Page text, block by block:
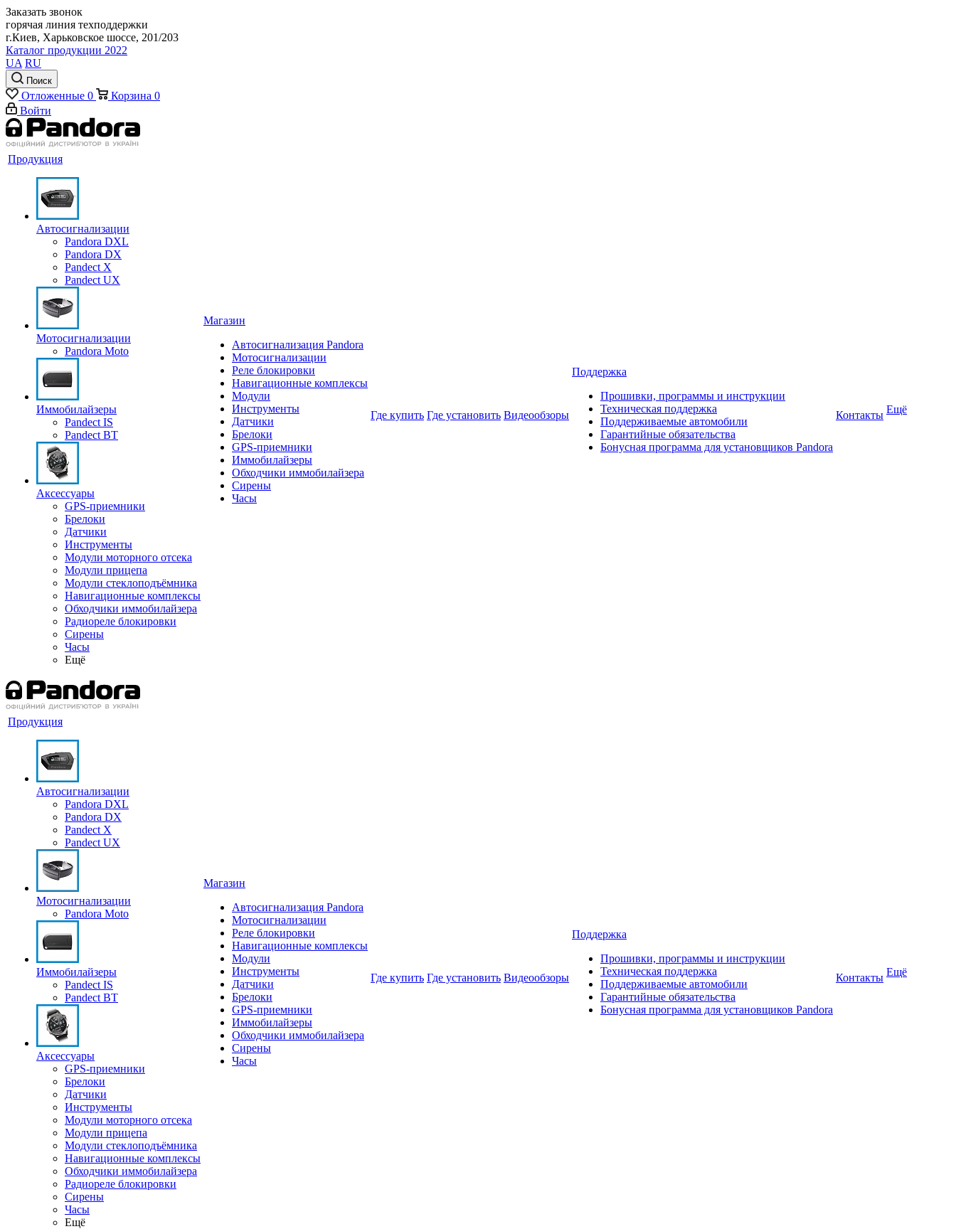
Заказать звонок
горячая линия техподдержки
г.Киев, Харьковское шоссе, 201/203
Каталог продукции 2022
UA RU
Поиск
Отложенные 0 Корзина 0
Войти
Продукция
Автосигнализации
Pandora DXL
Pandora DX
Pandect X
Pandect UX
Мотосигнализации
Pandora Moto
Иммобилайзеры
Pandect IS
Pandect BT
Аксессуары
GPS-приемники
Брелоки
Датчики
Инструменты
Модули моторного отсека
Модули прицепа
Модули стеклоподъёмника
Навигационные комплексы
Обходчики иммобилайзера
Радиореле блокировки
Сирены
Часы
Ещё
Магазин
Автосигнализация Pandora
Мотосигнализации
Реле блокировки
Навигационные комплексы
Модули
Инструменты
Датчики
Брелоки
GPS-приемники
Иммобилайзеры
Обходчики иммобилайзера
Сирены
Часы
Где купить Где установить Видеообзоры
Поддержка
Прошивки, программы и инструкции
Техническая поддержка
Поддерживаемые автомобили
Гарантийные обязательства
Бонусная программа для установщиков Pandora
Контакты Ещё
Продукция
Автосигнализации
Pandora DXL
Pandora DX
Pandect X
Pandect UX
Мотосигнализации
Pandora Moto
Иммобилайзеры
Pandect IS
Pandect BT
Аксессуары
GPS-приемники
Брелоки
Датчики
Инструменты
Модули моторного отсека
Модули прицепа
Модули стеклоподъёмника
Навигационные комплексы
Обходчики иммобилайзера
Радиореле блокировки
Сирены
Часы
Ещё
Магазин
Автосигнализация Pandora
Мотосигнализации
Реле блокировки
Навигационные комплексы
Модули
Инструменты
Датчики
Брелоки
GPS-приемники
Иммобилайзеры
Обходчики иммобилайзера
Сирены
Часы
Где купить Где установить Видеообзоры
Поддержка
Прошивки, программы и инструкции
Техническая поддержка
Поддерживаемые автомобили
Гарантийные обязательства
Бонусная программа для установщиков Pandora
Контакты Ещё